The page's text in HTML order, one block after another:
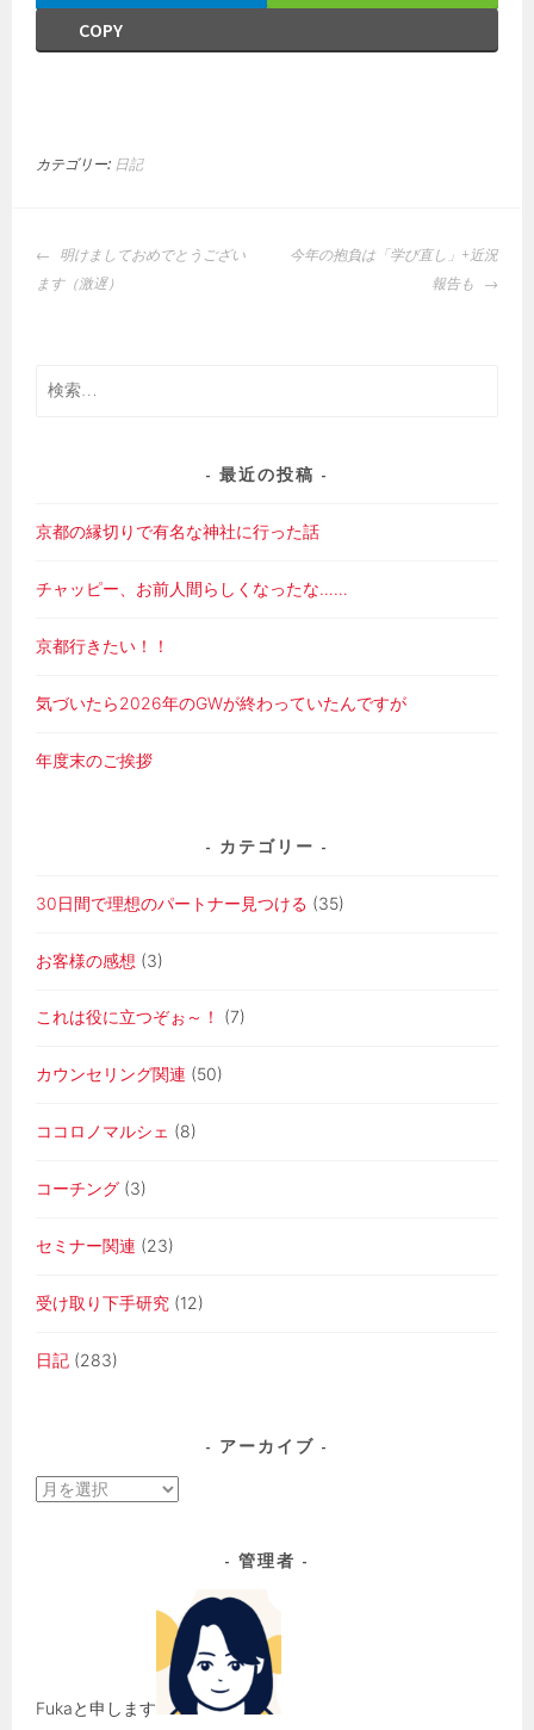
COPY
カテゴリー: 日記
投
稿
ー
明けましておめでとうござい
ます（激遅）
今年の抱負は「学び直し」+近況
報告も
検
最近の投稿
京都の縁切りで有名な神社に行った話
チャッピー、お前人間らしくなったな……
京都行きたい！！
気づいたら2026年のGWが終わっていたんですが
年度末のご挨拶
カテゴリー
30日間で理想のパートナー見つける (35)
お客様の感想 (3)
これは役に立つぞぉ～！ (7)
カウンセリング関連 (50)
ココロノマルシェ (8)
コーチング (3)
セミナー関連 (23)
受け取り下手研究 (12)
日記 (283)
アーカイブ
ア
管理者
Fukaと申します